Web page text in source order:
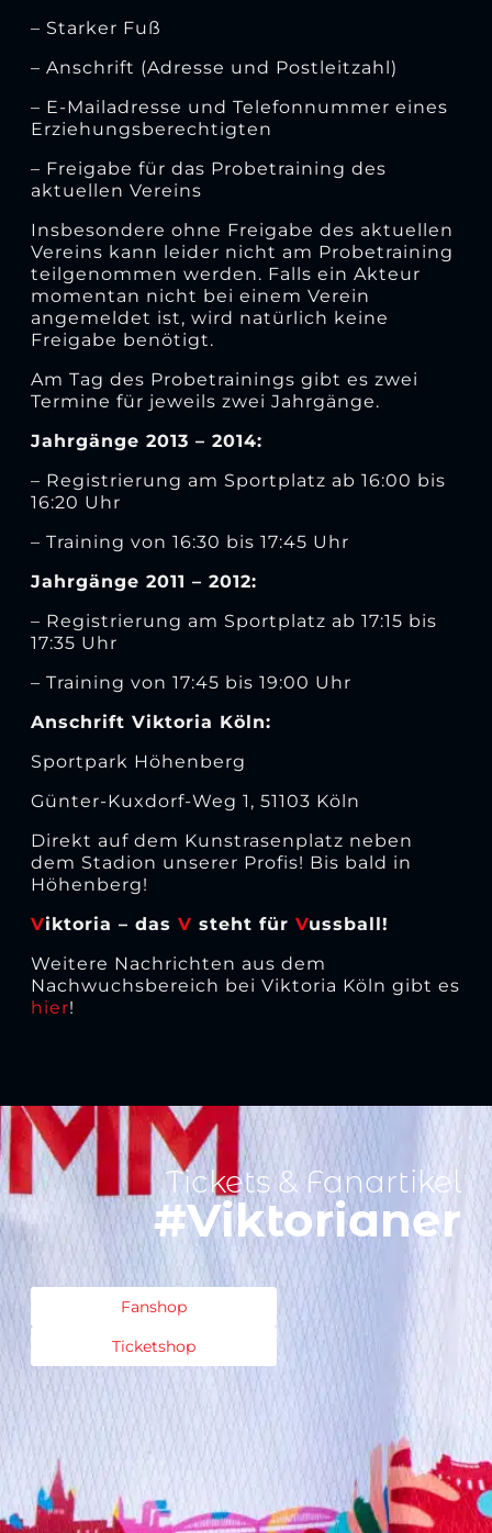
– Starker Fuß
– Anschrift (Adresse und Postleitzahl)
– E-Mailadresse und Telefonnummer eines
Erziehungsberechtigten
– Freigabe für das Probetraining des
aktuellen Vereins
Insbesondere ohne Freigabe des aktuellen
Vereins kann leider nicht am Probetraining
teilgenommen werden. Falls ein Akteur
momentan nicht bei einem Verein
angemeldet ist, wird natürlich keine
Freigabe benötigt.
Am Tag des Probetrainings gibt es zwei
Termine für jeweils zwei Jahrgänge.
Jahrgänge 2013 – 2014:
– Registrierung am Sportplatz ab 16:00 bis
16:20 Uhr
– Training von 16:30 bis 17:45 Uhr
Jahrgänge 2011 – 2012:
– Registrierung am Sportplatz ab 17:15 bis
17:35 Uhr
– Training von 17:45 bis 19:00 Uhr
Anschrift Viktoria Köln:
Sportpark Höhenberg
Günter-Kuxdorf-Weg 1, 51103 Köln
Direkt auf dem Kunstrasenplatz neben
dem Stadion unserer Profis! Bis bald in
Höhenberg!
Viktoria – das V steht für Vussball!
Weitere Nachrichten aus dem
Nachwuchsbereich bei Viktoria Köln gibt es
hier!
Tickets & Fanartikel
#Viktorianer
Fanshop
Ticketshop